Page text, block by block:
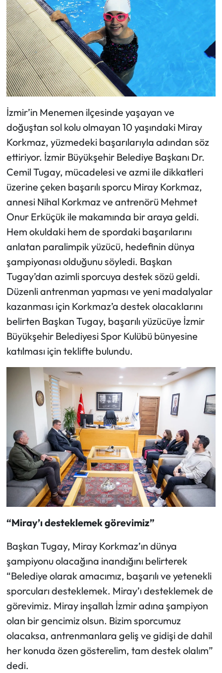
İzmir’in Menemen ilçesinde yaşayan ve
doğuştan sol kolu olmayan 10 yaşındaki Miray
Korkmaz, yüzmedeki başarılarıyla adından söz
ettiriyor. İzmir Büyükşehir Belediye Başkanı Dr.
Cemil Tugay, mücadelesi ve azmi ile dikkatleri
üzerine çeken başarılı sporcu Miray Korkmaz,
annesi Nihal Korkmaz ve antrenörü Mehmet
Onur Erküçük ile makamında bir araya geldi.
Hem okuldaki hem de spordaki başarılarını
anlatan paralimpik yüzücü, hedefinin dünya
şampiyonası olduğunu söyledi. Başkan
Tugay’dan azimli sporcuya destek sözü geldi.
Düzenli antrenman yapması ve yeni madalyalar
kazanması için Korkmaz’a destek olacaklarını
belirten Başkan Tugay, başarılı yüzücüye İzmir
Büyükşehir Belediyesi Spor Kulübü bünyesine
katılması için teklifte bulundu.
“Miray’ı desteklemek görevimiz”
Başkan Tugay, Miray Korkmaz’ın dünya
şampiyonu olacağına inandığını belirterek
“Belediye olarak amacımız, başarılı ve yetenekli
sporcuları desteklemek. Miray’ı desteklemek de
görevimiz. Miray inşallah İzmir adına şampiyon
olan bir gencimiz olsun. Bizim sporcumuz
olacaksa, antrenmanlara geliş ve gidişi de dahil
her konuda özen gösterelim, tam destek olalım”
dedi.